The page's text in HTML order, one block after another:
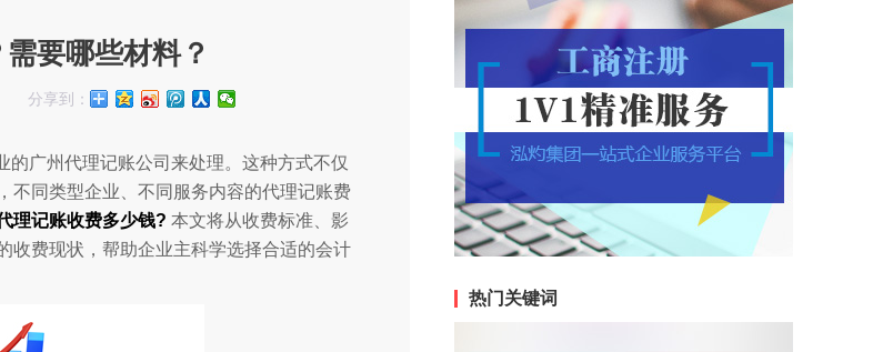
要哪些材料？
分享到：
广州代理记账公司来处理。这种方式不仅
不同类型企业、不同服务内容的代理记账费
理记账收费多少钱? 本文将从收费标准、影
收费现状，帮助企业主科学选择合适的会计
热门关键词